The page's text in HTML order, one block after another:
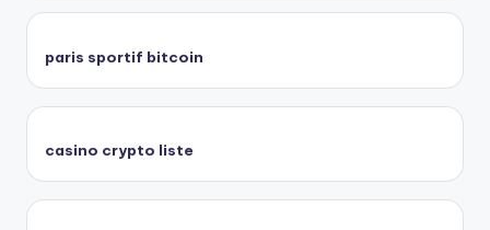
paris sportif bitcoin
casino crypto liste